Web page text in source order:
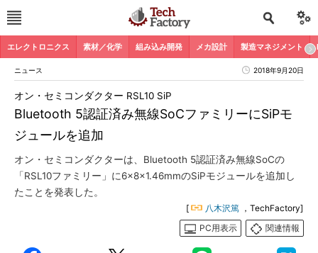
エレクトロニクス 素材／化学 組み込み開発 メカ設計 製造マネジメント
ニュース 2018年9月20日
Bluetooth 5認証済み無線SoCファミリーにSiPモ
ジュールを追加
オン・セミコンダクター RSL10 SiP
オン・セミコンダクターは、Bluetooth 5認証済み無線SoCの
「RSL10ファミリー」に6×8×1.46mmのSiPモジュールを追加し
たことを発表した。
[ 八木沢篤 ，TechFactory]
PC用表示
関連情報